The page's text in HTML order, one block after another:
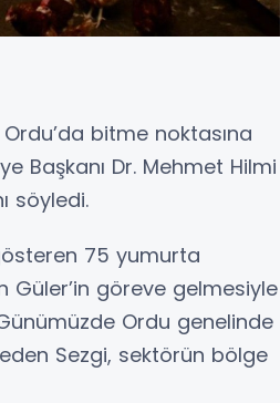
bitme noktasına
Başkanı Dr. Mehmet Hilmi
söyledi.
75 yumurta
Güler’in göreve gelmesiyle
Ordu genelinde
Sezgi, sektörün bölge